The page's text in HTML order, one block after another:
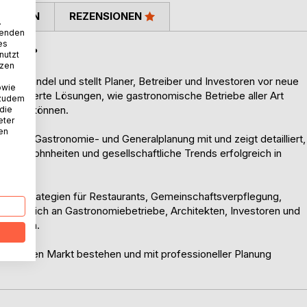
aus?
Wandel und stellt Planer, Betreiber und Investoren vor neue
Lösungen, wie gastronomische Betriebe aller Art
können.
der Gastronomie- und Generalplanung mit und zeigt detailliert,
und gesellschaftliche Trends erfolgreich in
Strategien für Restaurants, Gemeinschaftsverpflegung,
sich an Gastronomiebetriebe, Architekten, Investoren und
wollen.
Markt bestehen und mit professioneller Planung
REZENSIONEN